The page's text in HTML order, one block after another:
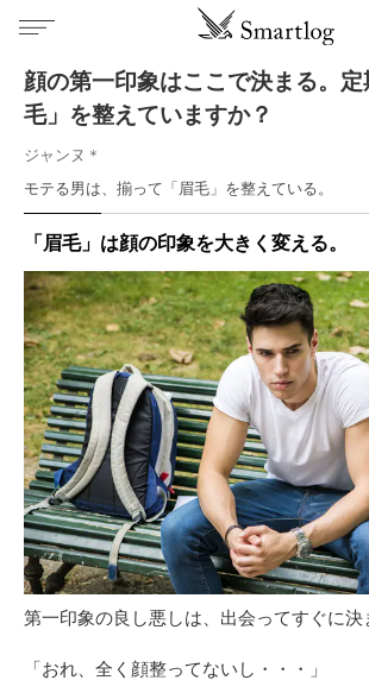
顔の第一印象はここで決まる。
毛」を整えていますか？
ジャンヌ＊
モテる男は、揃って「眉毛」を整えている。
「眉毛」は顔の印象を大きく変える。
第一印象の良し悪しは、出会ってすぐに決
「おれ、全く顔整ってないし・・・」